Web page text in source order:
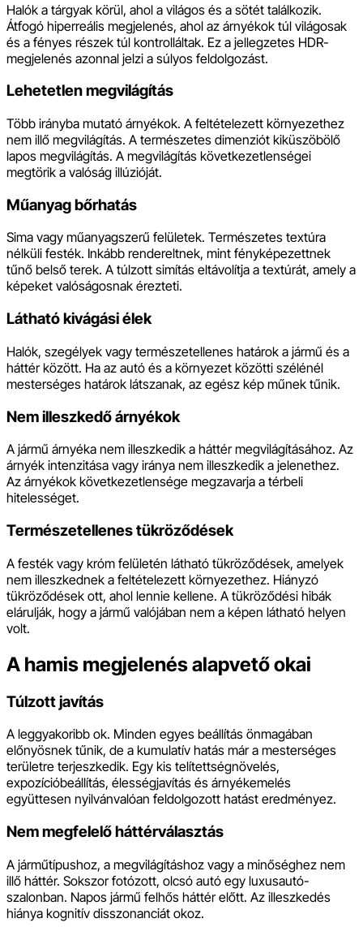
Halók a tárgyak körül, ahol a világos és a sötét találkozik.
Átfogó hiperreális megjelenés, ahol az árnyékok túl világosak
és a fényes részek túl kontrolláltak. Ez a jellegzetes HDR-
megjelenés azonnal jelzi a súlyos feldolgozást.
Lehetetlen megvilágítás
Több irányba mutató árnyékok. A feltételezett környezethez
nem illő megvilágítás. A természetes dimenziót kiküszöbölő
lapos megvilágítás. A megvilágítás következetlenségei
megtörik a valóság illúzióját.
Műanyag bőrhatás
Sima vagy műanyagszerű felületek. Természetes textúra
nélküli festék. Inkább rendereltnek, mint fényképezettnek
tűnő belső terek. A túlzott simítás eltávolítja a textúrát, amely a
képeket valóságosnak érezteti.
Látható kivágási élek
Halók, szegélyek vagy természetellenes határok a jármű és a
háttér között. Ha az autó és a környezet közötti szélénél
mesterséges határok látszanak, az egész kép műnek tűnik.
Nem illeszkedő árnyékok
A jármű árnyéka nem illeszkedik a háttér megvilágításához. Az
árnyék intenzitása vagy iránya nem illeszkedik a jelenethez.
Az árnyékok következetlensége megzavarja a térbeli
hitelességet.
Természetellenes tükröződések
A festék vagy króm felületén látható tükröződések, amelyek
nem illeszkednek a feltételezett környezethez. Hiányzó
tükröződések ott, ahol lennie kellene. A tükröződési hibák
elárulják, hogy a jármű valójában nem a képen látható helyen
volt.
A hamis megjelenés alapvető okai
Túlzott javítás
A leggyakoribb ok. Minden egyes beállítás önmagában
előnyösnek tűnik, de a kumulatív hatás már a mesterséges
területre terjeszkedik. Egy kis telítettségnövelés,
expozícióbeállítás, élességjavítás és árnyékemelés
együttesen nyilvánvalóan feldolgozott hatást eredményez.
Nem megfelelő háttérválasztás
A járműtípushoz, a megvilágításhoz vagy a minőséghez nem
illő háttér. Sokszor fotózott, olcsó autó egy luxusautó-
szalonban. Napos jármű felhős háttér előtt. Az illeszkedés
hiánya kognitív disszonanciát okoz.